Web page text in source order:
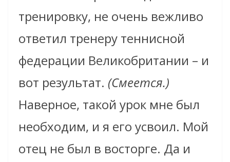
тренировку, не очень вежливо
ответил тренеру теннисной
федерации Великобритании – и
вот результат. (Смеется.)
Наверное, такой урок мне был
необходим, и я его усвоил. Мой
отец не был в восторге. Да и